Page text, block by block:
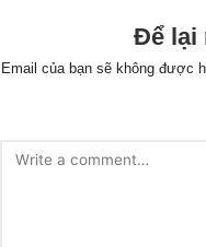
Để lại
Email của bạn sẽ không được